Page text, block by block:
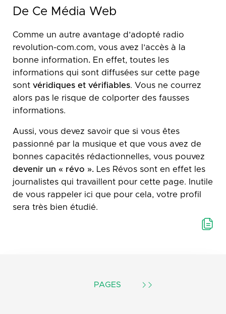
De Ce Média Web
Comme un autre avantage d’adopté radio
revolution-com.com, vous avez l’accès à la
bonne information. En effet, toutes les
informations qui sont diffusées sur cette page
sont véridiques et vérifiables. Vous ne courrez
alors pas le risque de colporter des fausses
informations.
Aussi, vous devez savoir que si vous êtes
passionné par la musique et que vous avez de
bonnes capacités rédactionnelles, vous pouvez
devenir un « révo ». Les Révos sont en effet les
journalistes qui travaillent pour cette page. Inutile
de vous rappeler ici que pour cela, votre profil
sera très bien étudié.
PAGES